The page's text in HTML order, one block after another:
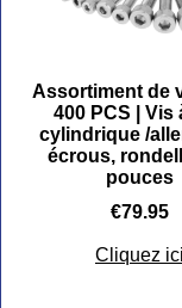
Assortiment de
400 PCS | Vis
cylindrique /
écrous,
pouces
€79.95
Cliquez ici